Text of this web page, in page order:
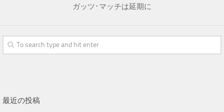
ガッツ･マッチは延期に
最近の投稿